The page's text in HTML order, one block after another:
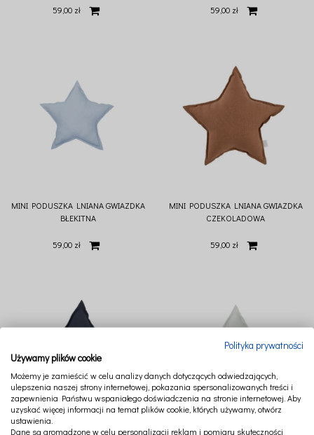
59,00 zł 59,00 zł
MINI PODUSZKA LNIANA GWIAZDKA
BŁEKITNA
59,00 zł
MINI PODUSZKA LNIANA GWIAZDKA
CZEKOLADOWA
59,00 zł
Polityka prywatności
Używamy plików cookie
Możemy je zamieścić w celu analizy danych dotyczących odwiedzających,
ulepszenia naszej strony internetowej, pokazania spersonalizowanych treści i
zapewnienia Państwu wspaniałego doświadczenia na stronie internetowej. Aby
uzyskać więcej informacji na temat plików cookie, których używamy, otwórz
ustawienia.
Dane są gromadzone w celu personalizacji reklam i pomiaru skuteczności